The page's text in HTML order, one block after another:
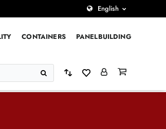
English
CONTAINERS PANELBUILDING